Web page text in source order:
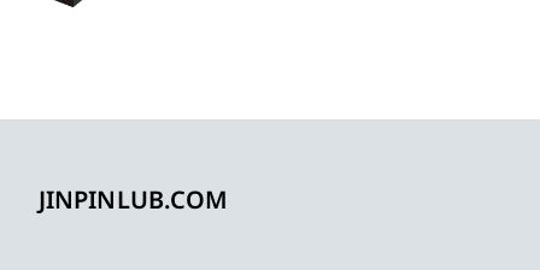
JINPINLUB.COM